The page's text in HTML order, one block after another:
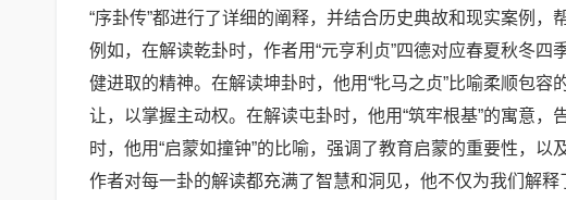
“序卦传”都进行了详细的阐释，并结合历史典故和现实案例，
例如，在解读乾卦时，作者用“元亨利贞”四德对应春夏秋冬
健进取的精神。在解读坤卦时，他用“牝马之贞”比喻柔顺包
让，以掌握主动权。在解读屯卦时，他用“筑牢根基”的寓意
时，他用“启蒙如撞钟”的比喻，强调了教育启蒙的重要性，以
作者对每一卦的解读都充满了智慧和洞见，他不仅为我们解